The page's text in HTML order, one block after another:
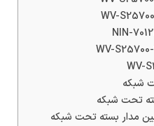
شبکه
تحت شبکه
مدار بسته تحت شبکه